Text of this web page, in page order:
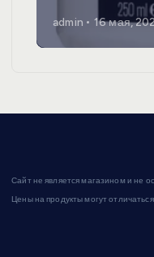
admin 16 мая,
Сайт не является магазином и не
Цены на продукты могут